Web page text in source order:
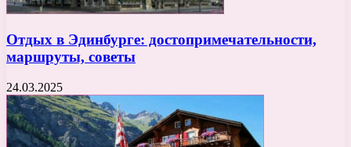
Отдых в Эдинбурге: достопримечательности,
маршруты, советы
24.03.2025